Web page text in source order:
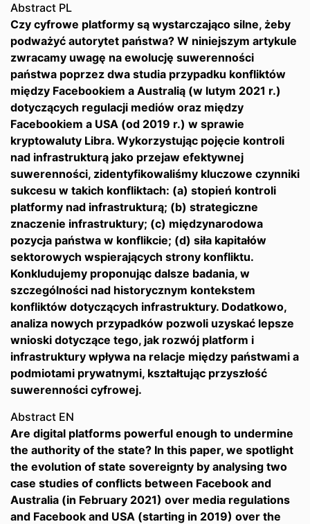
Abstract PL
Czy cyfrowe platformy są wystarczająco silne, żeby
podważyć autorytet państwa? W niniejszym artykule
zwracamy uwagę na ewolucję suwerenności
państwa poprzez dwa studia przypadku konfliktów
między Facebookiem a Australią (w lutym 2021 r.)
dotyczących regulacji mediów oraz między
Facebookiem a USA (od 2019 r.) w sprawie
kryptowaluty Libra. Wykorzystując pojęcie kontroli
nad infrastrukturą jako przejaw efektywnej
suwerenności, zidentyfikowaliśmy kluczowe czynniki
sukcesu w takich konfliktach: (a) stopień kontroli
platformy nad infrastrukturą; (b) strategiczne
znaczenie infrastruktury; (c) międzynarodowa
pozycja państwa w konflikcie; (d) siła kapitałów
sektorowych wspierających strony konfliktu.
Konkludujemy proponując dalsze badania, w
szczególności nad historycznym kontekstem
konfliktów dotyczących infrastruktury. Dodatkowo,
analiza nowych przypadków pozwoli uzyskać lepsze
wnioski dotyczące tego, jak rozwój platform i
infrastruktury wpływa na relacje między państwami a
podmiotami prywatnymi, kształtując przyszłość
suwerenności cyfrowej.
Abstract EN
Are digital platforms powerful enough to undermine
the authority of the state? In this paper, we spotlight
the evolution of state sovereignty by analysing two
case studies of conflicts between Facebook and
Australia (in February 2021) over media regulations
and Facebook and USA (starting in 2019) over the